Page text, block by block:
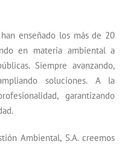
enseñado los más de 20
en materia ambiental a
Siempre avanzando,
soluciones. A la
garantizando
Ambiental, S.A. creemos